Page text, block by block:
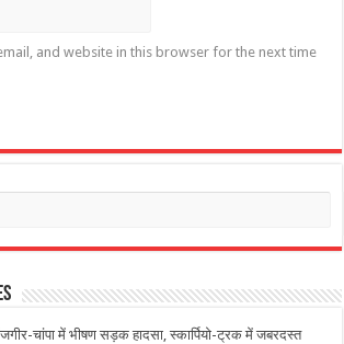
and website in this browser for the next time
चांपा में भीषण सड़क हादसा, स्कार्पियो-ट्रक में जबरदस्त